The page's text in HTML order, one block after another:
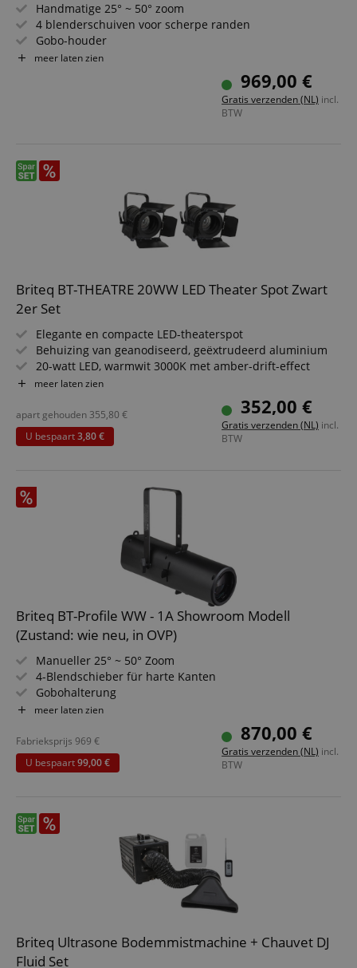
Handmatige 25° ~ 50° zoom
4 blenderschuiven voor scherpe randen
Gobo-houder
Perfect wit met extreem hoge CRI > 96
Zeer stille werking met geruisarme ventilator en diverse
DMX-gestuurd: 3 verschillende kanaalmodi voor
meer laten zien
969,00 €
Gratis verzenden (NL) incl.
BTW
Briteq BT-THEATRE 20WW LED Theater Spot Zwart
2er Set
Elegante en compacte LED-theaterspot
Behuizing van geanodiseerd, geëxtrudeerd aluminium
20-watt LED, warmwit 3000K met amber-drift-effect
Stralingshoek = 15°
Inclusief kleurfilterframe en vierbladige barn-door
meer laten zien
352,00 €
Gratis verzenden (NL) incl.
BTW
apart gehouden 355,80 €
U bespaart3,80 €
Briteq BT-Profile WW - 1A Showroom Modell
(Zustand: wie neu, in OVP)
Manueller 25° ~ 50° Zoom
4-Blendschieber für harte Kanten
Gobohalterung
Perfektes Weiß mit extrem hohem CRI> 96
Sehr leiser Betrieb mit geräuscharmem Lüfter und
verschiedenen Presets
DMX-gesteuert: 3 verschiedene Kanalmodi für maximale
Flexibilität
meer laten zien
870,00 €
Gratis verzenden (NL) incl.
BTW
Fabrieksprijs 969 €
U bespaart99,00 €
Briteq Ultrasone Bodemmistmachine + Chauvet DJ
Fluid Set